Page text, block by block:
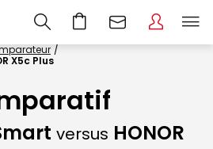
X5c Plus
versus HONOR